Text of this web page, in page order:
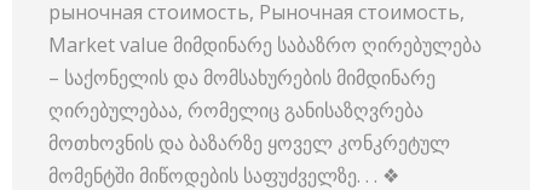
рыночная стоимость, Рыночная стоимость,
Market value მიმდინარე საბაზრო ღირებულება
– საქონელის და მომსახურების მიმდინარე
ღირებულებაა, რომელიც განისაზღვრება
მოთხოვნის და ბაზარზე ყოველ კონკრეტულ
მომენტში მიწოდების საფუძველზე. . . ❖